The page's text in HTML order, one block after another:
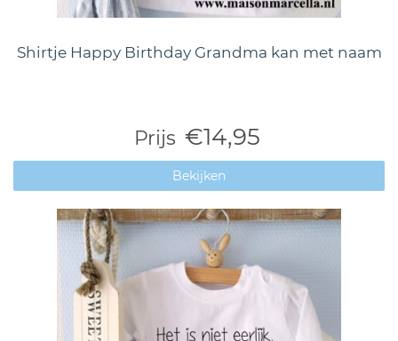
Shirtje Happy Birthday Grandma kan met naam
Prijs €14,95
Bekijken